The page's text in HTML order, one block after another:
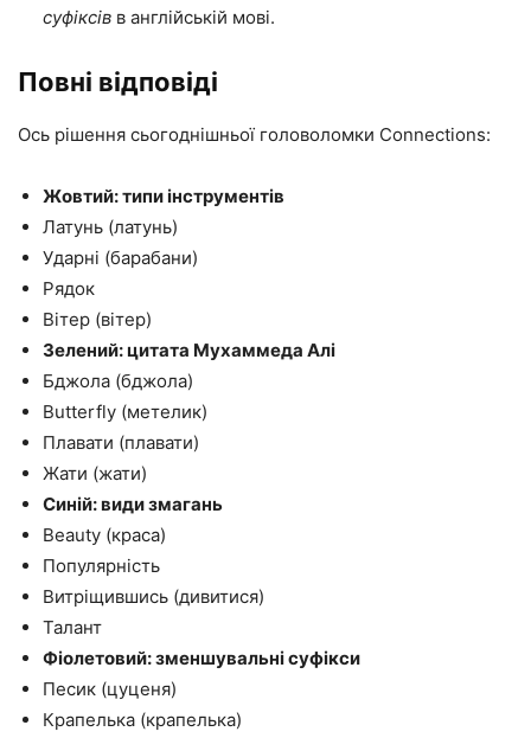
суфіксів в англійській мові.
Повні відповіді
Ось рішення сьогоднішньої головоломки Connections:
Жовтий: типи інструментів
Латунь (латунь)
Ударні (барабани)
Рядок
Вітер (вітер)
Зелений: цитата Мухаммеда Алі
Бджола (бджола)
Butterfly (метелик)
Плавати (плавати)
Жати (жати)
Синій: види змагань
Beauty (краса)
Популярність
Витріщившись (дивитися)
Талант
Фіолетовий: зменшувальні суфікси
Песик (цуценя)
Крапелька (крапелька)